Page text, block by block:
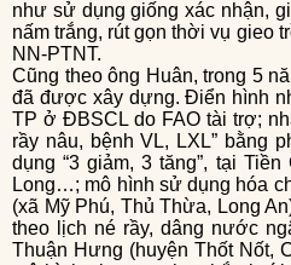
như sử dụng giống xác nhận,
nấm trắng, rút gọn thời vụ gieo
NN-PTNT.
Cũng theo ông Huân, trong 5 năm qua, nhiều mô hình phòng chống rầy nâu, VL, LXL rất có hiệu quả
đã được xây dựng. Điển hình
TP ở ĐBSCL do FAO tài trợ;
rầy nâu, bệnh VL, LXL” bằng
dụng “3 giảm, 3 tăng”, tại
Long…; mô hình sử dụng hóa
(xã Mỹ Phú, Thủ Thừa, Long
theo lịch né rầy, dâng nước
Thuận Hưng (huyện Thốt Nốt,